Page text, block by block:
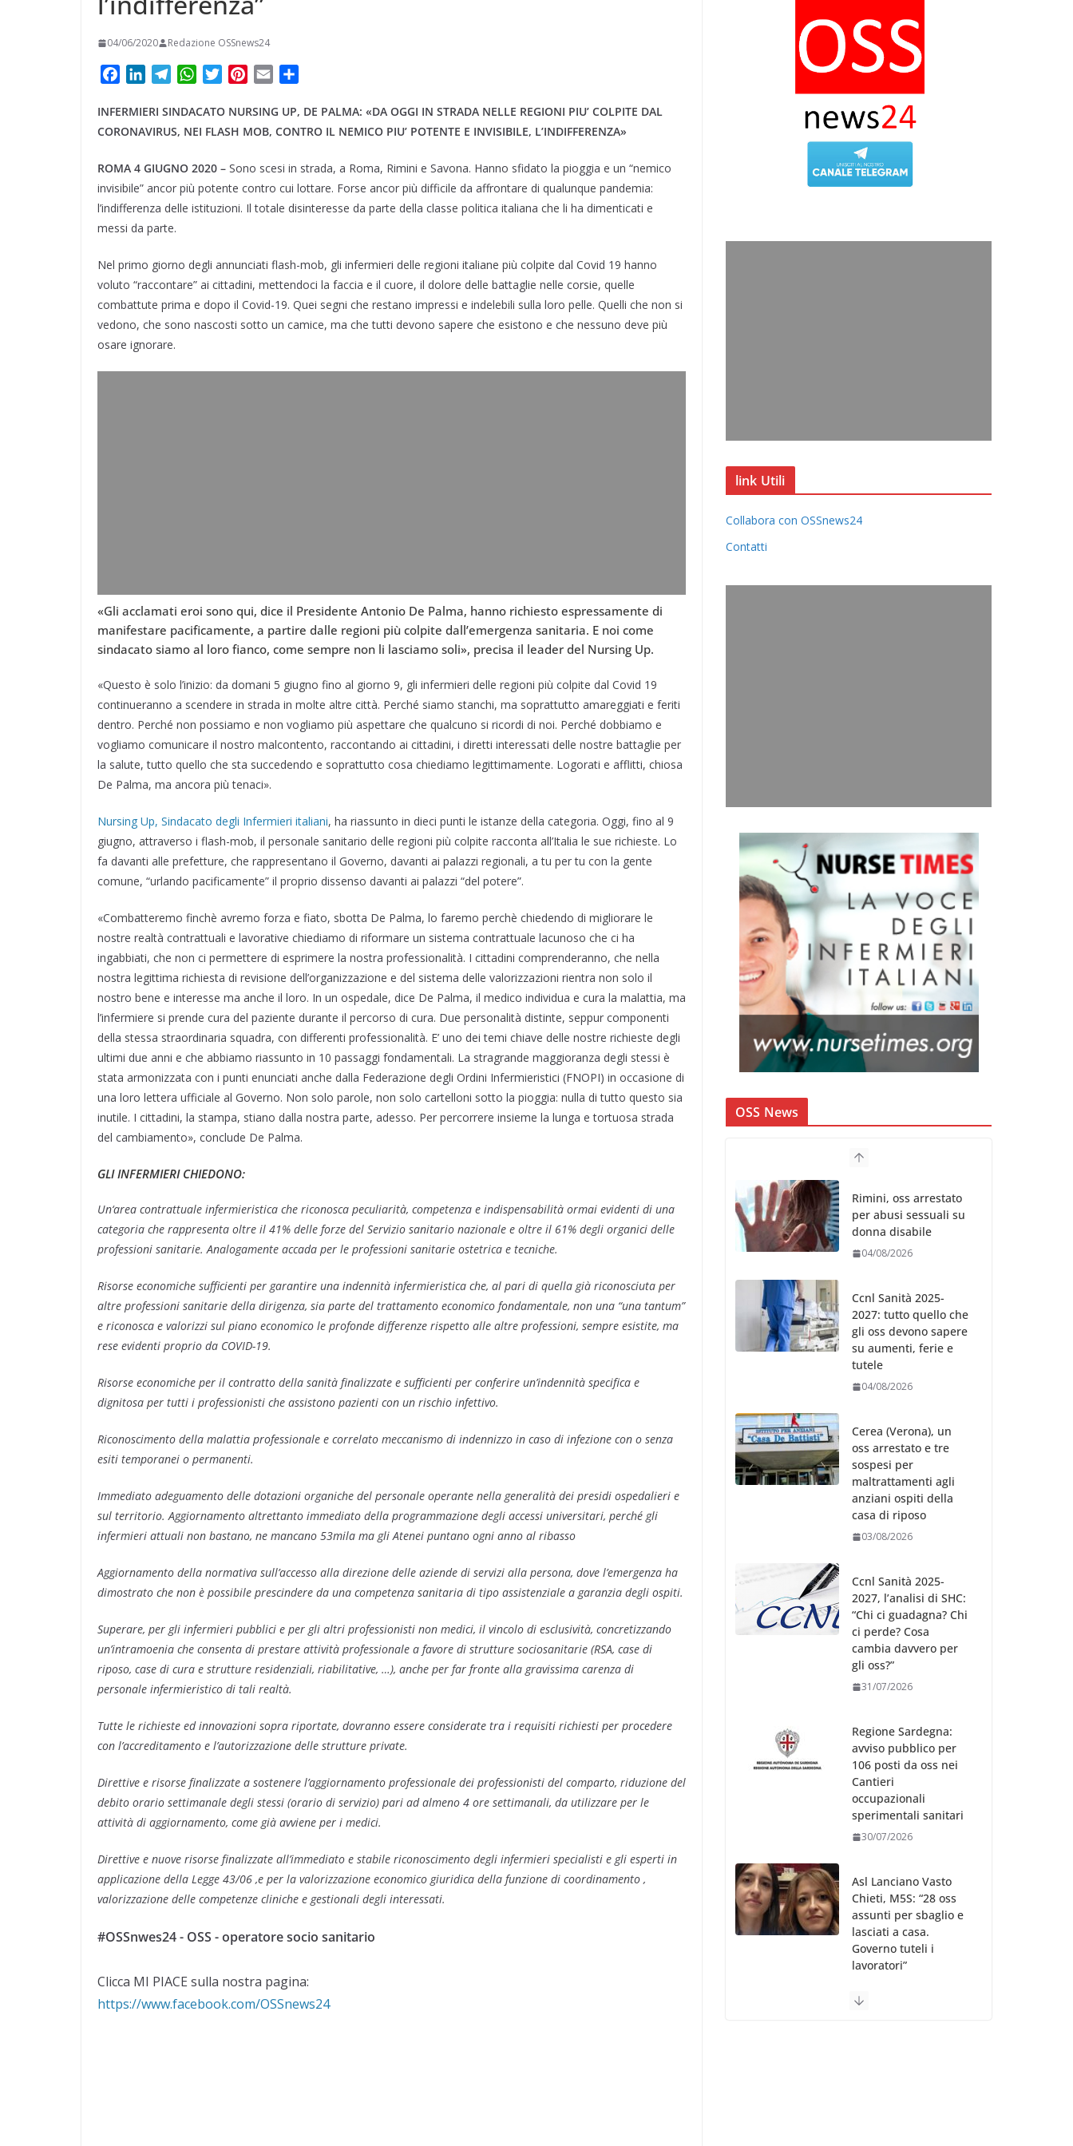
04/06/2020 Redazione OSSnews24
c
e
o
o
k
n
k
d
I
n
l
e
r
a
m
W
a
t
A
p
p
i
t
e
r
n
t
r
e
s
a
i
n
d
v
i
d
INFERMIERI SINDACATO NURSING UP, DE PALMA: «DA OGGI IN STRADA NELLE REGIONI PIU’ COLPITE DAL
CORONAVIRUS, NEI FLASH MOB, CONTRO IL NEMICO PIU’ POTENTE E INVISIBILE, L’INDIFFERENZA»
ROMA 4 GIUGNO 2020 – Sono scesi in strada, a Roma, Rimini e Savona. Hanno sfidato la pioggia e un “nemico
invisibile” ancor più potente contro cui lottare. Forse ancor più difficile da affrontare di qualunque pandemia:
l’indifferenza delle istituzioni. Il totale disinteresse da parte della classe politica italiana che li ha dimenticati e
messi da parte.
Nel primo giorno degli annunciati flash-mob, gli infermieri delle regioni italiane più colpite dal Covid 19 hanno
voluto “raccontare” ai cittadini, mettendoci la faccia e il cuore, il dolore delle battaglie nelle corsie, quelle
combattute prima e dopo il Covid-19. Quei segni che restano impressi e indelebili sulla loro pelle. Quelli che non si
vedono, che sono nascosti sotto un camice, ma che tutti devono sapere che esistono e che nessuno deve più
osare ignorare.
«Gli acclamati eroi sono qui, dice il Presidente Antonio De Palma, hanno richiesto espressamente di
manifestare pacificamente, a partire dalle regioni più colpite dall’emergenza sanitaria. E noi come
sindacato siamo al loro fianco, come sempre non li lasciamo soli», precisa il leader del Nursing Up.
«Questo è solo l’inizio: da domani 5 giugno fino al giorno 9, gli infermieri delle regioni più colpite dal Covid 19
continueranno a scendere in strada in molte altre città. Perché siamo stanchi, ma soprattutto amareggiati e feriti
dentro. Perché non possiamo e non vogliamo più aspettare che qualcuno si ricordi di noi. Perché dobbiamo e
vogliamo comunicare il nostro malcontento, raccontando ai cittadini, i diretti interessati delle nostre battaglie per
la salute, tutto quello che sta succedendo e soprattutto cosa chiediamo legittimamente. Logorati e afflitti, chiosa
De Palma, ma ancora più tenaci».
Nursing Up, Sindacato degli Infermieri italiani, ha riassunto in dieci punti le istanze della categoria. Oggi, fino al 9
giugno, attraverso i flash-mob, il personale sanitario delle regioni più colpite racconta all’Italia le sue richieste. Lo
fa davanti alle prefetture, che rappresentano il Governo, davanti ai palazzi regionali, a tu per tu con la gente
comune, “urlando pacificamente” il proprio dissenso davanti ai palazzi “del potere”.
«Combatteremo finchè avremo forza e fiato, sbotta De Palma, lo faremo perchè chiedendo di migliorare le
nostre realtà contrattuali e lavorative chiediamo di riformare un sistema contrattuale lacunoso che ci ha
ingabbiati, che non ci permettere di esprimere la nostra professionalità. I cittadini comprenderanno, che nella
nostra legittima richiesta di revisione dell’organizzazione e del sistema delle valorizzazioni rientra non solo il
nostro bene e interesse ma anche il loro. In un ospedale, dice De Palma, il medico individua e cura la malattia, ma
l’infermiere si prende cura del paziente durante il percorso di cura. Due personalità distinte, seppur componenti
della stessa straordinaria squadra, con differenti professionalità. E’ uno dei temi chiave delle nostre richieste degli
ultimi due anni e che abbiamo riassunto in 10 passaggi fondamentali. La stragrande maggioranza degli stessi è
stata armonizzata con i punti enunciati anche dalla Federazione degli Ordini Infermieristici (FNOPI) in occasione di
una loro lettera ufficiale al Governo. Non solo parole, non solo cartelloni sotto la pioggia: nulla di tutto questo sia
inutile. I cittadini, la stampa, stiano dalla nostra parte, adesso. Per percorrere insieme la lunga e tortuosa strada
del cambiamento», conclude De Palma.
GLI INFERMIERI CHIEDONO:
Un‘area contrattuale infermieristica che riconosca peculiarità, competenza e indispensabilità ormai evidenti di una
categoria che rappresenta oltre il 41% delle forze del Servizio sanitario nazionale e oltre il 61% degli organici delle
professioni sanitarie. Analogamente accada per le professioni sanitarie ostetrica e tecniche.
Risorse economiche sufficienti per garantire una indennità infermieristica che, al pari di quella già riconosciuta per
altre professioni sanitarie della dirigenza, sia parte del trattamento economico fondamentale, non una “una tantum”
e riconosca e valorizzi sul piano economico le profonde differenze rispetto alle altre professioni, sempre esistite, ma
rese evidenti proprio da COVID-19.
Risorse economiche per il contratto della sanità finalizzate e sufficienti per conferire un’indennità specifica e
dignitosa per tutti i professionisti che assistono pazienti con un rischio infettivo.
Riconoscimento della malattia professionale e correlato meccanismo di indennizzo in caso di infezione con o senza
esiti temporanei o permanenti.
Immediato adeguamento delle dotazioni organiche del personale operante nella generalità dei presidi ospedalieri e
sul territorio. Aggiornamento altrettanto immediato della programmazione degli accessi universitari, perché gli
infermieri attuali non bastano, ne mancano 53mila ma gli Atenei puntano ogni anno al ribasso
Aggiornamento della normativa sull’accesso alla direzione delle aziende di servizi alla persona, dove l’emergenza ha
dimostrato che non è possibile prescindere da una competenza sanitaria di tipo assistenziale a garanzia degli ospiti.
Superare, per gli infermieri pubblici e per gli altri professionisti non medici, il vincolo di esclusività, concretizzando
un’intramoenia che consenta di prestare attività professionale a favore di strutture sociosanitarie (RSA, case di
riposo, case di cura e strutture residenziali, riabilitative, …), anche per far fronte alla gravissima carenza di
personale infermieristico di tali realtà.
Tutte le richieste ed innovazioni sopra riportate, dovranno essere considerate tra i requisiti richiesti per procedere
con l’accreditamento e l’autorizzazione delle strutture private.
Direttive e risorse finalizzate a sostenere l’aggiornamento professionale dei professionisti del comparto, riduzione del
debito orario settimanale degli stessi (orario di servizio) pari ad almeno 4 ore settimanali, da utilizzare per le
attività di aggiornamento, come già avviene per i medici.
Direttive e nuove risorse finalizzate all’immediato e stabile riconoscimento degli infermieri specialisti e gli esperti in
applicazione della Legge 43/06 ,e per la valorizzazione economico giuridica della funzione di coordinamento ,
valorizzazione delle competenze cliniche e gestionali degli interessati.
#OSSnwes24 - OSS - operatore socio sanitario
Clicca MI PIACE sulla nostra pagina:
https://www.facebook.com/OSSnews24
link Utili
Collabora con OSSnews24
Contatti
OSS News
Rimini, oss arrestato
per abusi sessuali su
donna disabile
04/08/2026
Ccnl Sanità 2025-
2027: tutto quello che
gli oss devono sapere
su aumenti, ferie e
tutele
04/08/2026
Cerea (Verona), un
oss arrestato e tre
sospesi per
maltrattamenti agli
anziani ospiti della
casa di riposo
03/08/2026
Ccnl Sanità 2025-
2027, l’analisi di SHC:
“Chi ci guadagna? Chi
ci perde? Cosa
cambia davvero per
gli oss?”
31/07/2026
Regione Sardegna:
avviso pubblico per
106 posti da oss nei
Cantieri
occupazionali
sperimentali sanitari
30/07/2026
Asl Lanciano Vasto
Chieti, M5S: “28 oss
assunti per sbaglio e
lasciati a casa.
Governo tuteli i
lavoratori”